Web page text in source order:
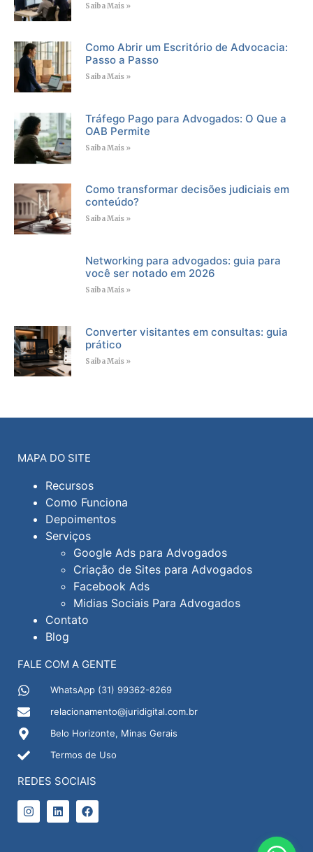
Saiba Mais »
Como Abrir um Escritório de Advocacia:
Passo a Passo
Saiba Mais »
Tráfego Pago para Advogados: O Que a
OAB Permite
Saiba Mais »
Como transformar decisões judiciais em
conteúdo?
Saiba Mais »
Networking para advogados: guia para
você ser notado em 2026
Saiba Mais »
Converter visitantes em consultas: guia
prático
Saiba Mais »
MAPA DO SITE
Recursos
Como Funciona
Depoimentos
Serviços
Google Ads para Advogados
Criação de Sites para Advogados
Facebook Ads
Midias Sociais Para Advogados
Contato
Blog
FALE COM A GENTE
WhatsApp (31) 99362-8269
relacionamento@juridigital.com.br
Belo Horizonte, Minas Gerais
Termos de Uso
REDES SOCIAIS